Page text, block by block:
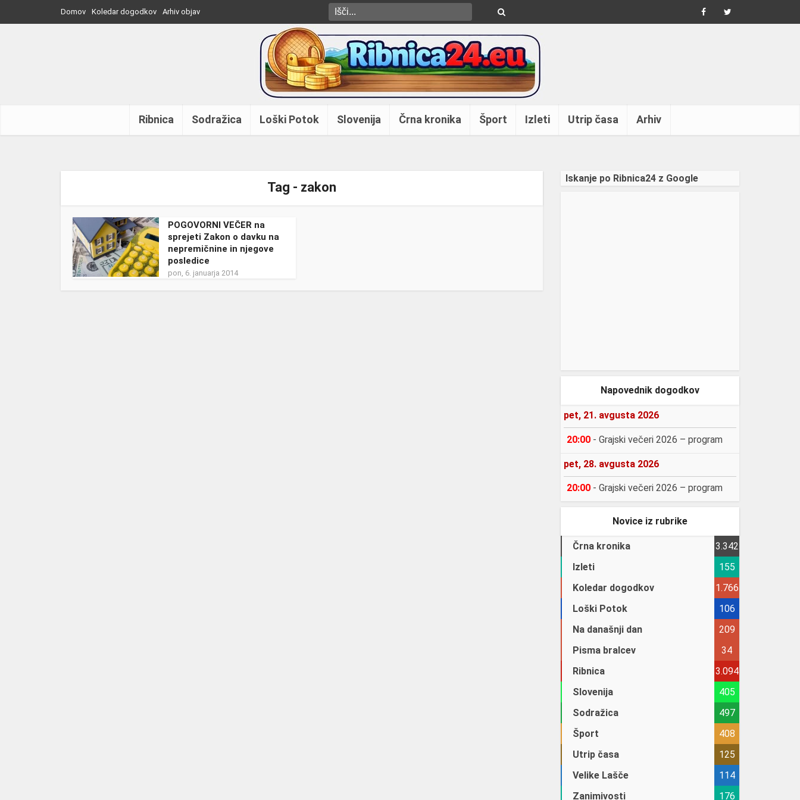
Domov Koledar dogodkov Arhiv objav
Ribnica Sodražica Loški Potok Slovenija Črna kronika Šport Izleti Utrip časa Arhiv
Tag - zakon
POGOVORNI VEČER na
sprejeti Zakon o davku na
nepremičnine in njegove
posledice
pon, 6. januarja 2014
Iskanje po Ribnica24 z Google
Napovednik dogodkov
pet, 21. avgusta 2026
20:00 - Grajski večeri 2026 – program
pet, 28. avgusta 2026
20:00 - Grajski večeri 2026 – program
Novice iz rubrike
Črna kronika
3.342
Izleti
155
Koledar dogodkov
1.766
Loški Potok
106
Na današnji dan
209
Pisma bralcev
34
Ribnica
3.094
Slovenija
405
Sodražica
497
Šport
408
Utrip časa
125
Velike Lašče
114
Zanimivosti
176